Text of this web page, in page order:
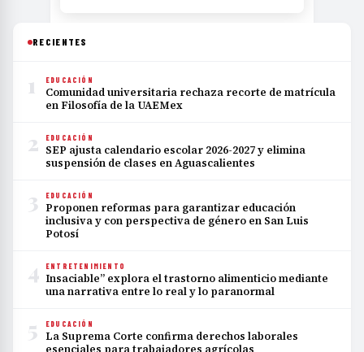
RECIENTES
1 EDUCACIÓN
Comunidad universitaria rechaza recorte de matrícula
en Filosofía de la UAEMex
2 EDUCACIÓN
SEP ajusta calendario escolar 2026-2027 y elimina
suspensión de clases en Aguascalientes
3 EDUCACIÓN
Proponen reformas para garantizar educación
inclusiva y con perspectiva de género en San Luis
Potosí
4 ENTRETENIMIENTO
Insaciable” explora el trastorno alimenticio mediante
una narrativa entre lo real y lo paranormal
5 EDUCACIÓN
La Suprema Corte confirma derechos laborales